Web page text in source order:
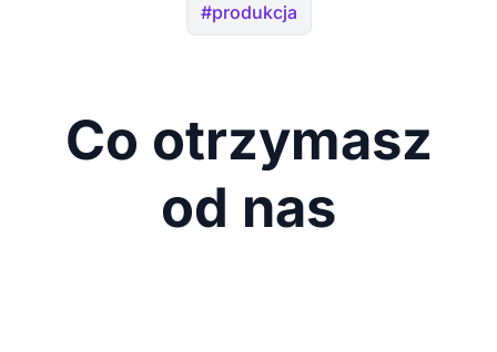
#produkcja
Co otrzymasz
od nas